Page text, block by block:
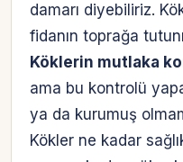
damarı diyebiliriz.
fidanın toprağa
Köklerin mutlaka
ama bu kontrolü
ya da kurumuş
Kökler ne kadar